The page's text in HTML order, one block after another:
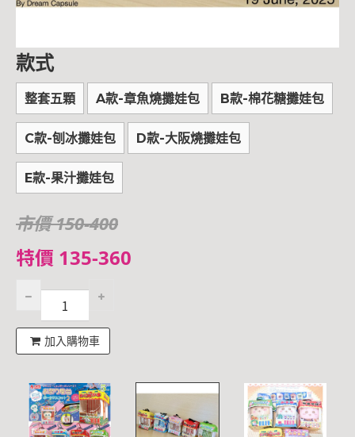
款式
整套五顆 A款-章魚燒攤娃包 B款-棉花糖攤娃包
C款-刨冰攤娃包 D款-大阪燒攤娃包
E款-果汁攤娃包
市價 150-400
特價 135-360
加入購物車